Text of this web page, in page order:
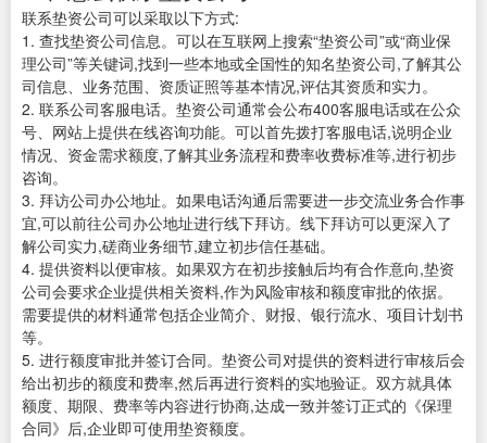
联系垫资公司可以采取以下方式:
1. 查找垫资公司信息。可以在互联网上搜索“垫资公司”或“商业保
理公司”等关键词,找到一些本地或全国性的知名垫资公司,了解其公
司信息、业务范围、资质证照等基本情况,评估其资质和实力。
2. 联系公司客服电话。垫资公司通常会公布400客服电话或在公众
号、网站上提供在线咨询功能。可以首先拨打客服电话,说明企业
情况、资金需求额度,了解其业务流程和费率收费标准等,进行初步
咨询。
3. 拜访公司办公地址。如果电话沟通后需要进一步交流业务合作事
宜,可以前往公司办公地址进行线下拜访。线下拜访可以更深入了
解公司实力,磋商业务细节,建立初步信任基础。
4. 提供资料以便审核。如果双方在初步接触后均有合作意向,垫资
公司会要求企业提供相关资料,作为风险审核和额度审批的依据。
需要提供的材料通常包括企业简介、财报、银行流水、项目计划书
等。
5. 进行额度审批并签订合同。垫资公司对提供的资料进行审核后会
给出初步的额度和费率,然后再进行资料的实地验证。双方就具体
额度、期限、费率等内容进行协商,达成一致并签订正式的《保理
合同》后,企业即可使用垫资额度。